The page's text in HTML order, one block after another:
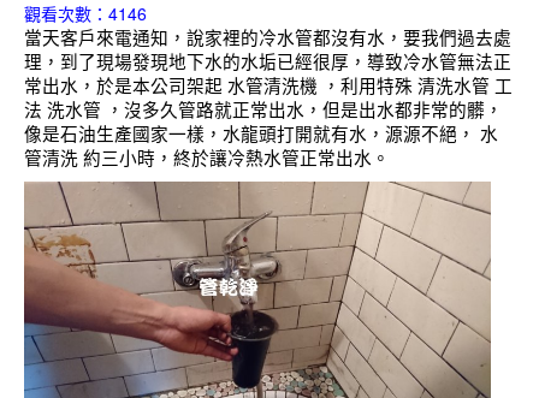
觀看次數：4146
當天客戶來電通知，說家裡的冷水管都沒有水，要我們過去處
理，到了現場發現地下水的水垢已經很厚，導致冷水管無法正
常出水，於是本公司架起 水管清洗機 ，利用特殊 清洗水管 工
法 洗水管 ，沒多久管路就正常出水，但是出水都非常的髒，
像是石油生產國家一樣，水龍頭打開就有水，源源不絕， 水
管清洗 約三小時，終於讓冷熱水管正常出水。